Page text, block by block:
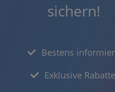
sichern!
Bestens
Exklusive Rabatte